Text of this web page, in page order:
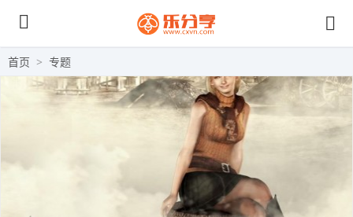
首页 > 专题